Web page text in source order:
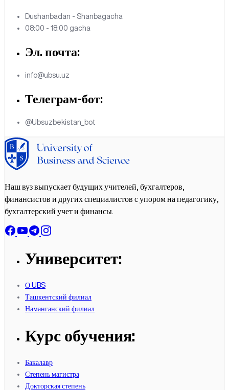
Dushanbadan - Shanbagacha
08:00 - 18:00 gacha
Эл. почта:
info@ubsu.uz
Телеграм-бот:
@Ubsuzbekistan_bot
Наш вуз выпускает будущих учителей, бухгалтеров,
финансистов и других специалистов с упором на педагогику,
бухгалтерский учет и финансы.
Университет:
О UBS
Ташкентский филиал
Наманганский филиал
Курс обучения:
Бакалавр
Степень магистра
Докторская степень